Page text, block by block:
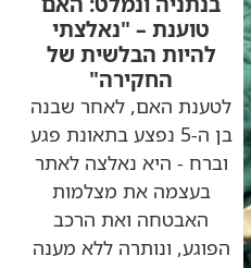
– "נאלצתי
הבלשית של
החקירה"
האם, לאחר שבנה
בן ה-5 נפצע בתאונת פגע
- היא נאלצה לאתר
את מצלמות
האבטחה ואת הרכב
ונותרה ללא מענה